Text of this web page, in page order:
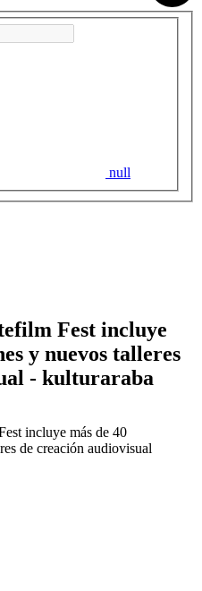
null
Fest incluye
y nuevos talleres
- kulturaraba
incluye más de 40
de creación audiovisual